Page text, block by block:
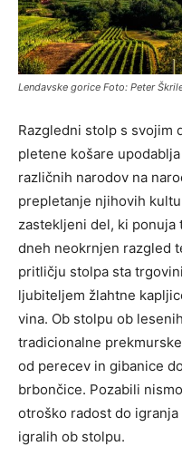
Lendavske gorice Foto: Peter
Razgledni stolp s svojim
pletene košare
različnih narodov na
prepletanje njihovih
zastekljeni del, ki
dneh neokrnjen razgled
pritličju stolpa sta
ljubiteljem žlahtne
vina. Ob stolpu ob
tradicionalne
od perecev in gibanice
brbončice. Pozabili
otroško radost do
igralih ob stolpu.